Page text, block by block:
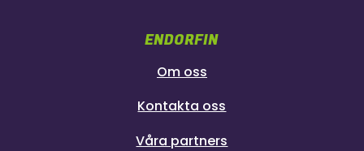
ENDORFIN
Om oss
Kontakta oss
Våra partners